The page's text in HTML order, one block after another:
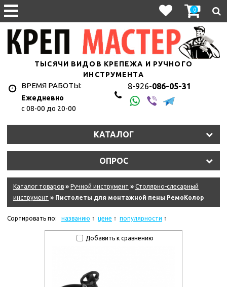
0
ТЫСЯЧИ ВИДОВ КРЕПЕЖА И РУЧНОГО
ИНСТРУМЕНТА
ВРЕМЯ РАБОТЫ:
Ежедневно
с 08-00 до 20-00
8-926-086-05-31
КАТАЛОГ
ОПРОС
Каталог товаров » Ручной инструмент » Столярно-слесарный
инструмент » Пистолеты для монтажной пены РемоКолор
Сортировать по: названию цене популярности
Добавить к сравнению